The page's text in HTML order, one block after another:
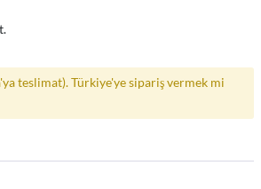
teslimat). Türkiye'ye sipariş vermek mi